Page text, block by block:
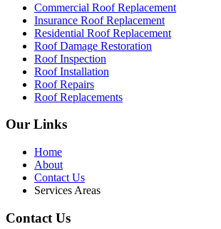
Commercial Roof Replacement
Insurance Roof Replacement
Residential Roof Replacement
Roof Damage Restoration
Roof Inspection
Roof Installation
Roof Repairs
Roof Replacements
Our Links
Home
About
Contact Us
Services Areas
Contact Us